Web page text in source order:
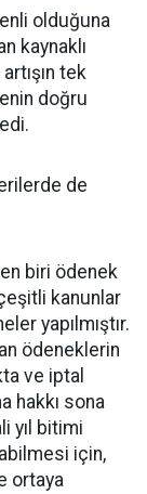
olduğuna
kaynaklı
tek
doğru
de
biri ödenek
kanunlar
yapılmıştır.
ödeneklerin
ve iptal
hakkı sona
yıl bitimi
için,
ortaya